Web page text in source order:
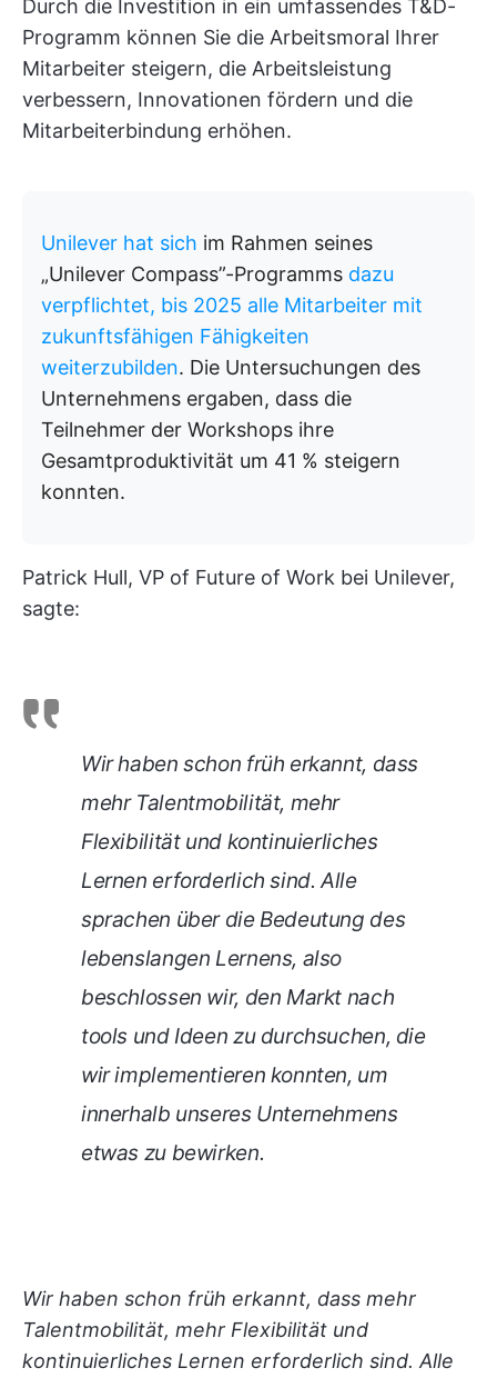
Durch die Investition in ein umfassendes T&D-
Programm können Sie die Arbeitsmoral Ihrer
Mitarbeiter steigern, die Arbeitsleistung
verbessern, Innovationen fördern und die
Mitarbeiterbindung erhöhen.
Unilever hat sich im Rahmen seines
„Unilever Compass”-Programms dazu
verpflichtet, bis 2025 alle Mitarbeiter mit
zukunftsfähigen Fähigkeiten
weiterzubilden. Die Untersuchungen des
Unternehmens ergaben, dass die
Teilnehmer der Workshops ihre
Gesamtproduktivität um 41 % steigern
konnten.
Patrick Hull, VP of Future of Work bei Unilever,
sagte:
Wir haben schon früh erkannt, dass
mehr Talentmobilität, mehr
Flexibilität und kontinuierliches
Lernen erforderlich sind. Alle
sprachen über die Bedeutung des
lebenslangen Lernens, also
beschlossen wir, den Markt nach
tools und Ideen zu durchsuchen, die
wir implementieren konnten, um
innerhalb unseres Unternehmens
etwas zu bewirken.
Wir haben schon früh erkannt, dass mehr
Talentmobilität, mehr Flexibilität und
kontinuierliches Lernen erforderlich sind. Alle